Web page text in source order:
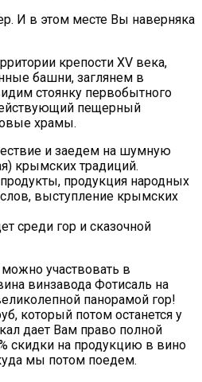
И в этом месте Вы наверняка
крепости XV века,
башни, заглянем в
стоянку первобытного
пещерный
храмы.
и заедем на шумную
крымских традиций.
продукция народных
выступление крымских
среди гор и сказочной
участвовать в
винзавода Фотисаль на
панорамой гор!
который потом останется у
дает Вам право полной
скидки на продукцию в вино
мы потом поедем.